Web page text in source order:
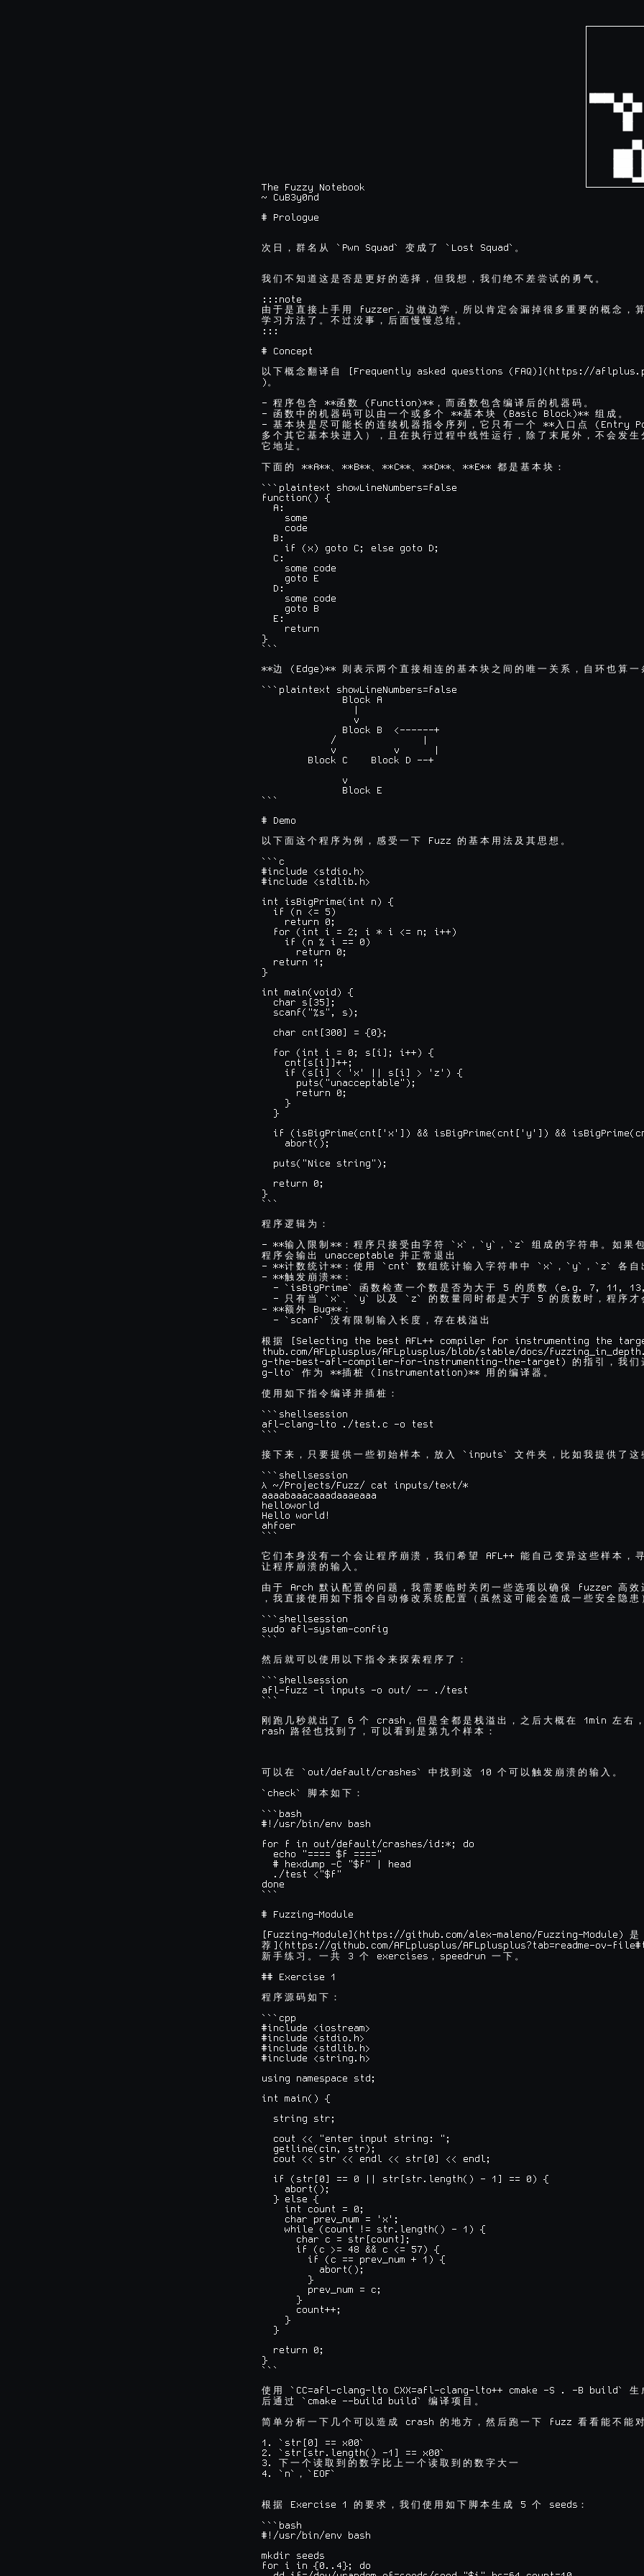
│
│
│
│
│
│
│
│
The Fuzzy Notebook
~ CuB3y0nd
次 日 ， 群 名 从 `Pwn Squad` 变 成 了 `Lost Squad` 。
我 们 不 知 道 这 是 否 是 更 好 的 选 择 ， 但 我 想 ， 我 们 绝 不 差 尝 试 的 勇 气 。
由 于 是 直 接 上 手 用 fuzzer ， 边 做 边 学 ， 所 以 肯 定 会 漏 掉 很 多 重 要 的 概 念 ， 算
学 习 方 法 了 。 不 过 没 事 ， 后 面 慢 慢 总 结 。
:::
# Concept
以 下 概 念 翻 译 自
[Frequently asked questions (FAQ)](https://
) 。
- 程 序 包 含 **函 数 (Function)** ， 而 函 数 包 含 编 译 后 的 机 器 码 。
- 函 数 中 的 机 器 码 可 以 由 一 个 或 多 个 **基 本 块 (Basic Block)** 组 成 。
- 基 本 块 是 尽 可 能 长 的 连 续 机 器 指 令 序 列 ， 它 只 有 一 个 ** 入 口 点 (Entry
多 个 其 它 基 本 块 进 入 ） ， 且 在 执 行 过 程 中 线 性 运 行 ， 除 了 末 尾 外 ， 不 会 发 生
它 地 址 。
下 面 的 **A**、 **B**、 **C**、 **D**、 **E** 都 是 基 本 块 ：
```plaintext showLineNumbers=false
function() {
  A:
    some
    code
  B:
    if (x) goto C; else goto D;
  C:
    some code
    goto E
  D:
    some code
    goto B
  E:
    return
}
```
**边 (Edge)** 则 表 示 两 个 直 接 相 连 的 基 本 块 之 间 的 唯 一 关 系 ， 自 环 也 算 一
```plaintext showLineNumbers=false
              Block A
                v
              Block B  <------+
            /               |
            v          v      |
        Block C    Block D --+
              v
              Block E
```
# Demo
以 下 面 这 个 程 序 为 例 ， 感 受 一 下 Fuzz 的 基 本 用 法 及 其 思 想 。
```c
#include <stdio.h>
#include <stdlib.h>
int isBigPrime(int n) {
  if (n <= 5)
    return 0;
  for (int i = 2; i * i <= n; i++)
    if (n % i == 0)
      return 0;
  return 1;
}
int main(void) {
  char s[35];
  scanf("%s", s);
  char cnt[300] = {0};
  for (int i = 0; s[i]; i++) {
    cnt[s[i]]++;
    if (s[i] < 'x' || s[i] > 'z') {
      puts("unacceptable");
      return 0;
    }
  }
if (isBigPrime(cnt['x']) && isBigPrime(cnt['y']) &&
    abort();
  puts("Nice string");
  return 0;
}
```
程 序 逻 辑 为 ：
- **输 入 限 制 ** ： 程 序 只 接 受 由 字 符 `x` ， `y` ， `z` 组 成 的 字 符 串 。 如 果 包
程 序 会 输 出 unacceptable 并 正 常 退 出
- **计 数 统 计 ** ： 使 用 `cnt` 数 组 统 计 输 入 字 符 串 中 `x` ， `y` ， `z` 各 自
- **触 发 崩 溃 ** ：
  - `isBigPrime`
函 数 检 查 一 个 数 是 否 为 大 于 5 的 质 数
(e.g. 7, 11,
  -
只 有 当 `x` 、 `y` 以 及 `z` 的 数 量 同 时 都 是 大 于 5 的 质 数 时 ， 程 序 才
- **额 外 Bug** ：
  - `scanf`
没 有 限 制 输 入 长 度 ， 存 在 栈 溢 出
根 据
[Selecting the best AFL++ compiler for instrumenting the
thub.com/AFLplusplus/AFLplusplus/blob/stable/docs/
g-the-best-afl-compiler-for-instrumenting-the-target)
的 指 引 ， 我 们
g-lto` 作 为 **插 桩 (Instrumentation)** 用 的 编 译 器 。
使 用 如 下 指 令 编 译 并 插 桩 ：
```shellsession
afl-clang-lto ./test.c -o test
```
接 下 来 ， 只 要 提 供 一 些 初 始 样 本 ， 放 入 `inputs` 文 件 夹 ， 比 如 我 提 供 了 这
```shellsession
λ ~/Projects/Fuzz/ cat inputs/text/*
aaaabaaacaaadaaaeaaa
helloworld
Hello world!
ahfoer
```
它 们 本 身 没 有 一 个 会 让 程 序 崩 溃 ， 我 们 希 望 AFL++ 能 自 己 变 异 这 些 样 本 ， 寻
让 程 序 崩 溃 的 输 入 。
由 于 Arch 默 认 配 置 的 问 题 ， 我 需 要 临 时 关 闭 一 些 选 项 以 确 保 fuzzer 高 效
，
我 直 接 使 用 如 下 指 令 自 动 修 改 系 统 配 置 （ 虽 然 这 可 能 会 造 成 一 些 安 全 隐 患
```shellsession
sudo afl-system-config
```
然 后 就 可 以 使 用 以 下 指 令 来 探 索 程 序 了 ：
```shellsession
afl-fuzz -i inputs -o out/ -- ./test
```
刚 跑 几 秒 就 出 了 6 个 crash ， 但 是 全 都 是 栈 溢 出 ， 之 后 大 概 在 1min 左 右 ，
rash
路 径 也 找 到 了 ， 可 以 看 到 是 第 九 个 样 本 ：
可 以 在 `out/default/crashes` 中 找 到 这 10 个 可 以 触 发 崩 溃 的 输 入 。
`check` 脚 本 如 下 ：
```bash
#!/usr/bin/env bash
for f in out/default/crashes/id:*; do
  echo "==== $f ===="
  # hexdump -C "$f" | head
  ./test <"$f"
done
```
# Fuzzing-Module
[Fuzzing-Module](https://github.com/alex-maleno/Fuzzing-Module) 是
荐
](https://github.com/AFLplusplus/AFLplusplus?tab=readme-ov-
新 手 练 习 。 一 共 3 个 exercises ， speedrun 一 下 。
## Exercise 1
程 序 源 码 如 下 ：
```cpp
#include <iostream>
#include <stdio.h>
#include <stdlib.h>
#include <string.h>
using namespace std;
int main() {
  string str;
  cout << "enter input string: ";
  getline(cin, str);
  cout << str << endl << str[0] << endl;
  if (str[0] == 0 || str[str.length() - 1] == 0) {
    abort();
  } else {
    int count = 0;
    char prev_num = 'x';
    while (count != str.length() - 1) {
      char c = str[count];
      if (c >= 48 && c <= 57) {
        if (c == prev_num + 1) {
          abort();
        }
        prev_num = c;
      }
      count++;
    }
  }
  return 0;
}
```
使 用 `CC=afl-clang-lto CXX=afl-clang-lto++ cmake -S . -B build` 生
后 通 过 `cmake --build build` 编 译 项 目 。
简 单 分 析 一 下 几 个 可 以 造 成 crash 的 地 方 ， 然 后 跑 一 下 fuzz 看 看 能 不 能 对
1. `str[0] == x00`
2. `str[str.length() -1] == x00`
3.
下 一 个 读 取 到 的 数 字 比 上 一 个 读 取 到 的 数 字 大 一
4. `n` ，
根 据 Exercise 1 的 要 求 ， 我 们 使 用 如 下 脚 本 生 成 5 个 seeds ：
```bash
#!/usr/bin/env bash
mkdir seeds
for i in {0..4}; do